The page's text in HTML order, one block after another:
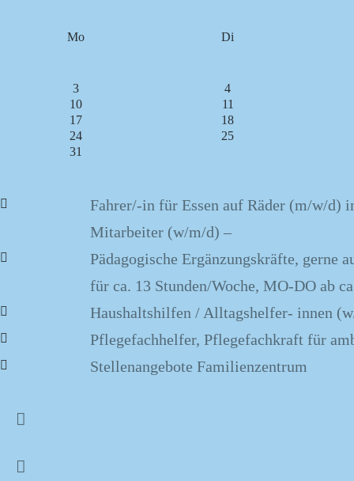
Mo Di
3
4
10
11
17
18
24
25
31
Fahrer/-in für Essen auf Räder (m/w/d)
Mitarbeiter (w/m/d) –
Pädagogische Ergänzungskräfte, gerne
für ca. 13 Stunden/Woche, MO-DO ab
Haushaltshilfen / Alltagshelfer- innen
Pflegefachhelfer, Pflegefachkraft für
Stellenangebote Familienzentrum
Faschingsmomente im Familiencafé 04.-
Alternative Babypflege 23.01.2027
Baby- und Kinderschlaf am 16.01.2027
Winterzauber in der Küche am 16.01.2027
Baby- und Kinderschlaf am 16.01.2027
Erste Hilfe am Kind am 18.11.2026